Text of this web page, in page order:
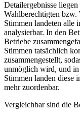
Detailergebnisse
Wahlberechtigten
Stimmen landeten alle
analysierbar. In den
Betriebe
Stimmen tatsächlich
zusammengestellt,
unmöglich wird, und in
Stimmen landen diese
mehr zuordenbar.
Vergleichbar sind die